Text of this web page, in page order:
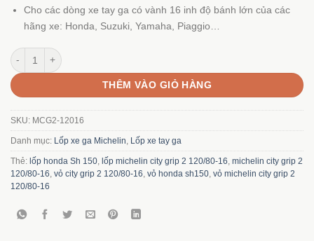
Cho các dòng xe tay ga có vành 16 inh độ bánh lớn của các
hãng xe: Honda, Suzuki, Yamaha, Piaggio…
Lốp Michelin City Grip 2 120/80-16 số lượng
THÊM VÀO GIỎ HÀNG
SKU: MCG2-12016
Danh mục: Lốp xe ga Michelin Lốp xe tay ga
Thẻ: lốp honda Sh 150 lốp michelin city grip 2 120/80-16 michelin city grip 2
120/80-16 vỏ city grip 2 120/80-16 vỏ honda sh150 vỏ michelin city grip 2
120/80-16